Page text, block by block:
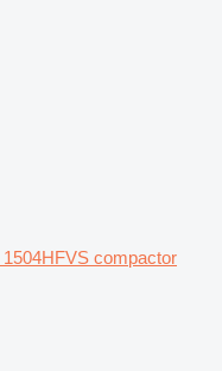
compactor